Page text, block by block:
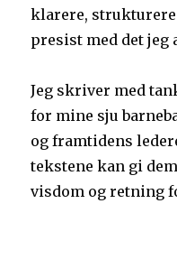
klarere, strukturere
presist med det jeg
Jeg skriver med
for mine sju
og framtidens
tekstene kan gi
visdom og retning